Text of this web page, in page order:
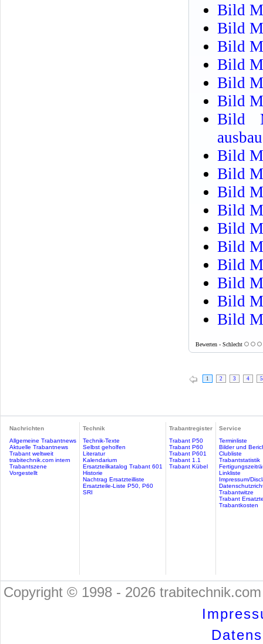
Bild
Bild M
Bild M
Bild M
Bild
Bild M
Bild
Bild M
Bild M
Bild M
Bild M
Bild M
Bild M
Bild M
Bild M
Bild
Bild
Bewerten - Schlecht
1 2 3 4 5
Nachrichten
Allgemeine Trabantnews
Aktuelle Trabantnews
Trabant weltweit
trabitechnik.com intern
Trabantszene
Vorgestellt
Technik
Technik-Texte
Selbst geholfen
Literatur
Kalendarium
Ersatzteilkatalog Trabant 601
Historie
Nachtrag Ersatzteilliste
Ersatzteile-Liste P50, P60
SRI
Trabantregister
Trabant P50
Trabant P60
Trabant P601
Trabant 1.1
Trabant Kübel
Service
Terminliste
Bilder und
Clubliste
Trabantstatistik
Linkliste
Impressum/
Trabantwitze
Trabant
Trabantkosten
Copyright © 1998 - 2026